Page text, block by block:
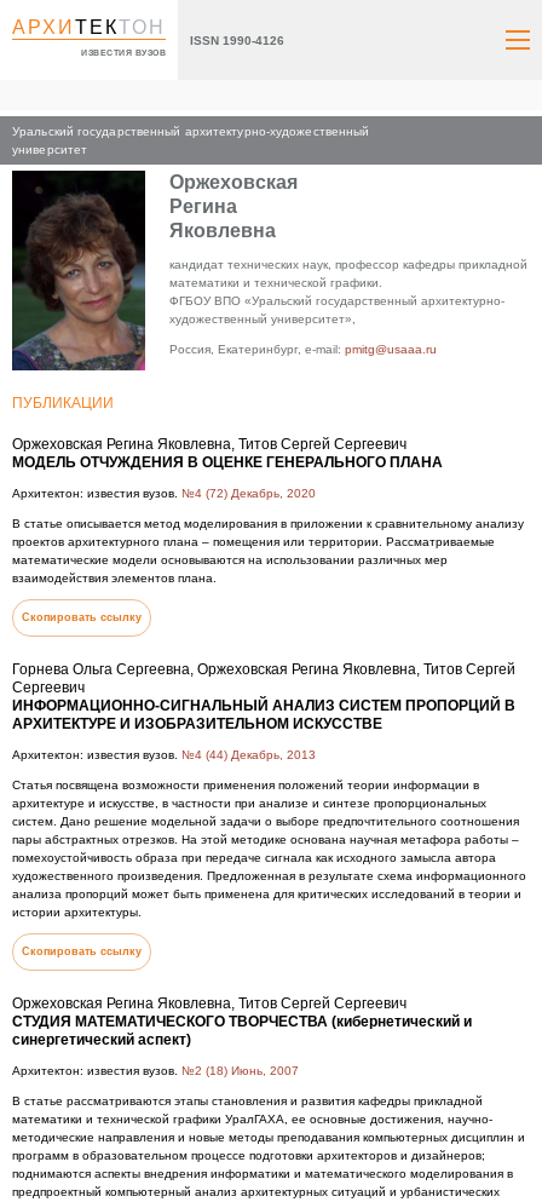
АРХИТЕКТОН
ИЗВЕСТИЯ ВУЗОВ
ISSN 1990-4126
Уральский государственный архитектурно-художественный
университет
Главная
Оржеховская
Регина
Яковлевна
кандидат технических наук, профессор кафедры прикладной
математики и технической графики.
ФГБОУ ВПО «Уральский государственный архитектурно-
художественный университет»,
Россия, Екатеринбург, e-mail: pmitg@usaaa.ru
ПУБЛИКАЦИИ
Оржеховская Регина Яковлевна, Титов Сергей Сергеевич
МОДЕЛЬ ОТЧУЖДЕНИЯ В ОЦЕНКЕ ГЕНЕРАЛЬНОГО ПЛАНА
Архитектон: известия вузов. №4 (72) Декабрь, 2020
В статье описывается метод моделирования в приложении к сравнительному анализу
проектов архитектурного плана – помещения или территории. Рассматриваемые
математические модели основываются на использовании различных мер
взаимодействия элементов плана.
Скопировать ссылку
Горнева Ольга Сергеевна, Оржеховская Регина Яковлевна, Титов Сергей
Сергеевич
ИНФОРМАЦИОННО-СИГНАЛЬНЫЙ АНАЛИЗ СИСТЕМ ПРОПОРЦИЙ В
АРХИТЕКТУРЕ И ИЗОБРАЗИТЕЛЬНОМ ИСКУССТВЕ
Архитектон: известия вузов. №4 (44) Декабрь, 2013
Статья посвящена возможности применения положений теории информации в
архитектуре и искусстве, в частности при анализе и синтезе пропорциональных
систем. Дано решение модельной задачи о выборе предпочтительного соотношения
пары абстрактных отрезков. На этой методике основана научная метафора работы –
помехоустойчивость образа при передаче сигнала как исходного замысла автора
художественного произведения. Предложенная в результате схема информационного
анализа пропорций может быть применена для критических исследований в теории и
истории архитектуры.
Скопировать ссылку
Оржеховская Регина Яковлевна, Титов Сергей Сергеевич
СТУДИЯ МАТЕМАТИЧЕСКОГО ТВОРЧЕСТВА (кибернетический и
синергетический аспект)
Архитектон: известия вузов. №2 (18) Июнь, 2007
В статье рассматриваются этапы становления и развития кафедры прикладной
математики и технической графики УралГАХА, ее основные достижения, научно-
методические направления и новые методы преподавания компьютерных дисциплин и
программ в образовательном процессе подготовки архитекторов и дизайнеров;
поднимаются аспекты внедрения информатики и математического моделирования в
предпроектный компьютерный анализ архитектурных ситуаций и урбанистических